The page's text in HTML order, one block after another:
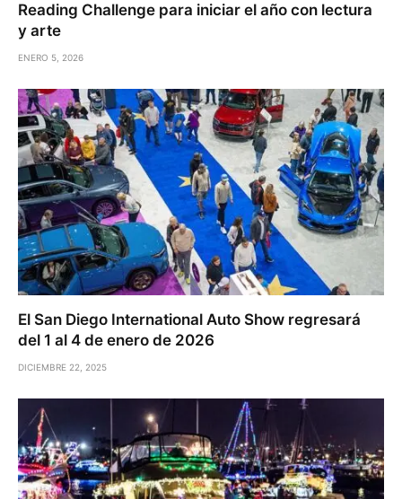
Reading Challenge para iniciar el año con lectura
y arte
ENERO 5, 2026
El San Diego International Auto Show regresará
del 1 al 4 de enero de 2026
DICIEMBRE 22, 2025